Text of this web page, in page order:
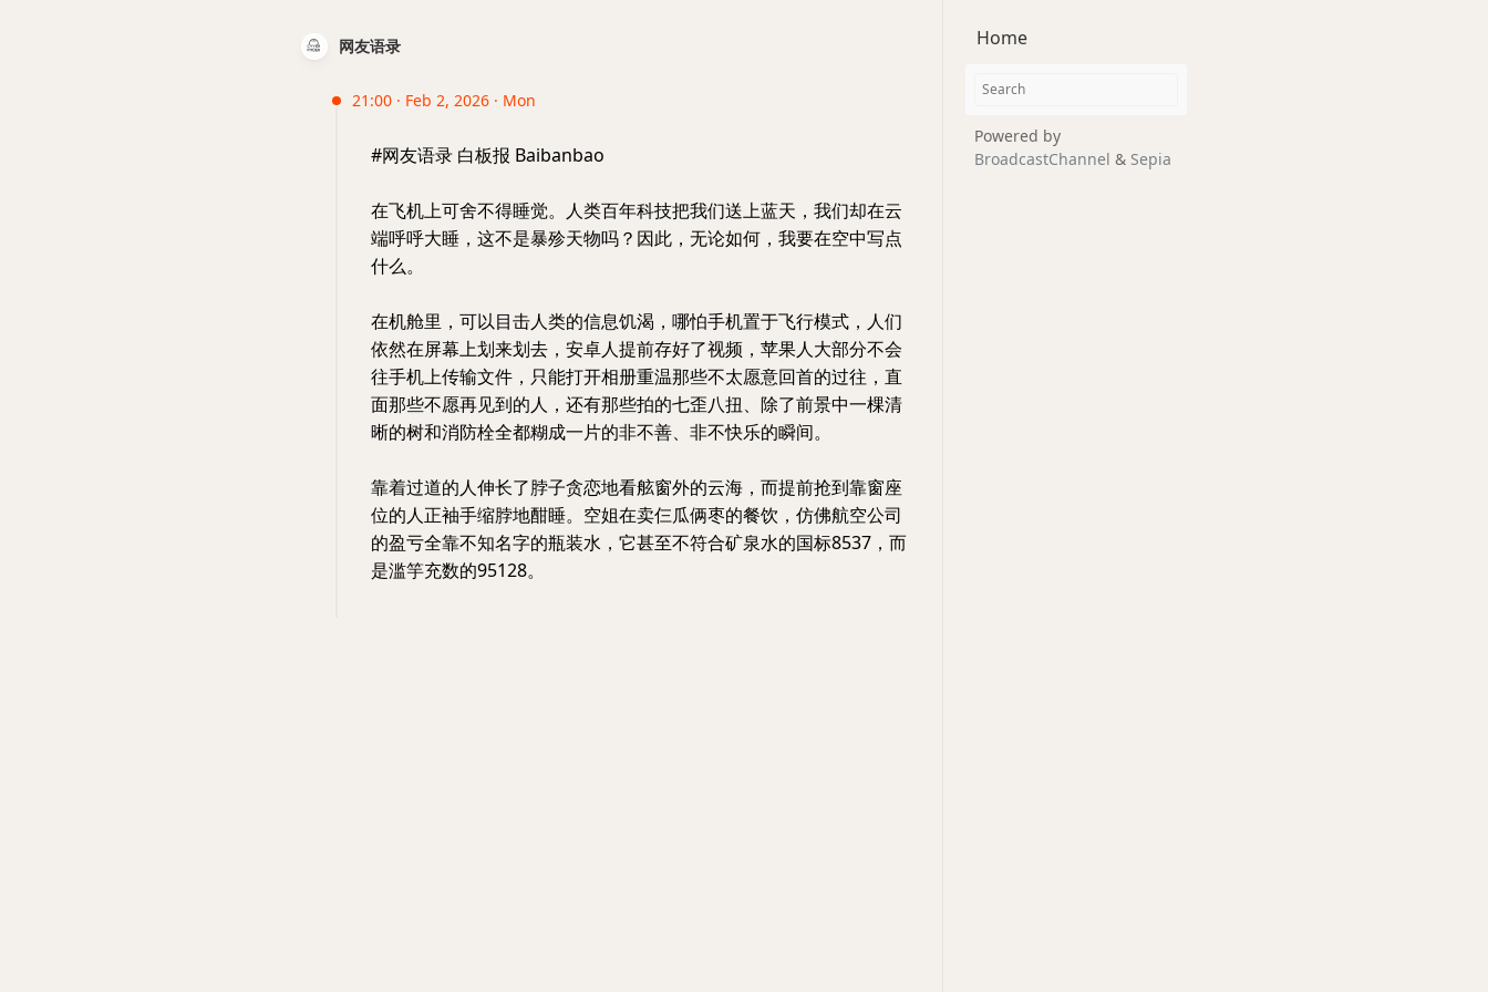
网友语录
21:00 · Feb 2, 2026 · Mon
#网友语录 白板报 Baibanbao
在飞机上可舍不得睡觉。人类百年科技把我们送上蓝天，我们却在云
端呼呼大睡，这不是暴殄天物吗？因此，无论如何，我要在空中写点
什么。
在机舱里，可以目击人类的信息饥渴，哪怕手机置于飞行模式，人们
依然在屏幕上划来划去，安卓人提前存好了视频，苹果人大部分不会
往手机上传输文件，只能打开相册重温那些不太愿意回首的过往，直
面那些不愿再见到的人，还有那些拍的七歪八扭、除了前景中一棵清
晰的树和消防栓全都糊成一片的非不善、非不快乐的瞬间。
靠着过道的人伸长了脖子贪恋地看舷窗外的云海，而提前抢到靠窗座
位的人正袖手缩脖地酣睡。空姐在卖仨瓜俩枣的餐饮，仿佛航空公司
的盈亏全靠不知名字的瓶装水，它甚至不符合矿泉水的国标8537，而
是滥竽充数的95128。
Home
Powered by
BroadcastChannel & Sepia